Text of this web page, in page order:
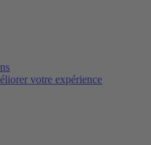
votre expérience